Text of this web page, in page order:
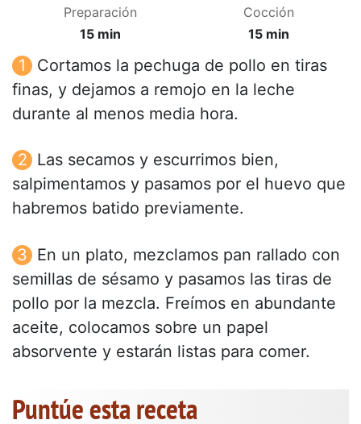
Preparación
15 min
Cocción
15 min
Cortamos la pechuga de pollo en tiras
finas, y dejamos a remojo en la leche
durante al menos media hora.
Las secamos y escurrimos bien,
salpimentamos y pasamos por el huevo que
habremos batido previamente.
En un plato, mezclamos pan rallado con
semillas de sésamo y pasamos las tiras de
pollo por la mezcla. Freímos en abundante
aceite, colocamos sobre un papel
absorvente y estarán listas para comer.
Puntúe esta receta